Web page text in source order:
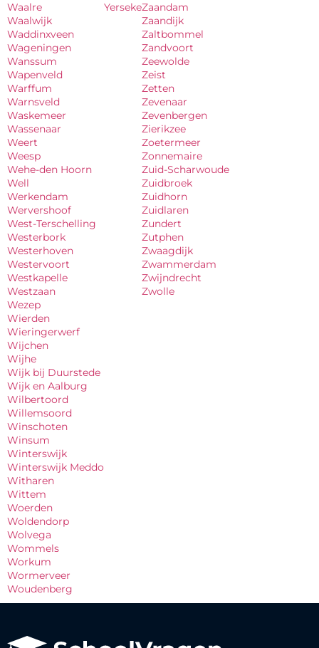
Waalre
Waalwijk
Waddinxveen
Wageningen
Wanssum
Wapenveld
Warffum
Warnsveld
Waskemeer
Wassenaar
Weert
Weesp
Wehe-den Hoorn
Well
Werkendam
Wervershoof
West-Terschelling
Westerbork
Westerhoven
Westervoort
Westkapelle
Westzaan
Wezep
Wierden
Wieringerwerf
Wijchen
Wijhe
Wijk bij Duurstede
Wijk en Aalburg
Wilbertoord
Willemsoord
Winschoten
Winsum
Winterswijk
Winterswijk Meddo
Witharen
Wittem
Woerden
Woldendorp
Wolvega
Wommels
Workum
Wormerveer
Woudenberg
YersekeZaandam
Zaandijk
Zaltbommel
Zandvoort
Zeewolde
Zeist
Zetten
Zevenaar
Zevenbergen
Zierikzee
Zoetermeer
Zonnemaire
Zuid-Scharwoude
Zuidbroek
Zuidhorn
Zuidlaren
Zundert
Zutphen
Zwaagdijk
Zwammerdam
Zwijndrecht
Zwolle